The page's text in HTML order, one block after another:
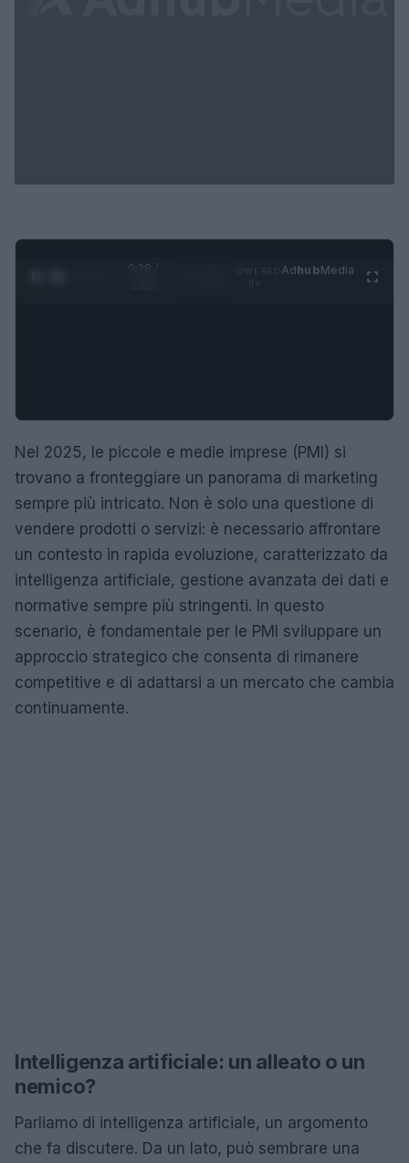
0:29 /
AdhubMedia
Nel 2025, le piccole e medie imprese (PMI) si
trovano a fronteggiare un panorama di marketing
sempre più intricato. Non è solo una questione di
vendere prodotti o servizi: è necessario affrontare
un contesto in rapida evoluzione, caratterizzato da
intelligenza artificiale, gestione avanzata dei dati e
normative sempre più stringenti. In questo
scenario, è fondamentale per le PMI sviluppare un
approccio strategico che consenta di rimanere
competitive e di adattarsi a un mercato che cambia
continuamente.
Intelligenza artificiale: un alleato o un
nemico?
Parliamo di intelligenza artificiale, un argomento
che fa discutere. Da un lato, può sembrare una